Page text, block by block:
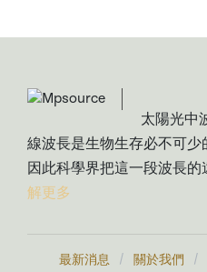
太陽光中
線波長是生物生存必不可少
因此科學界把這一段波長的
解更多
最新消息 / 關於我們 /